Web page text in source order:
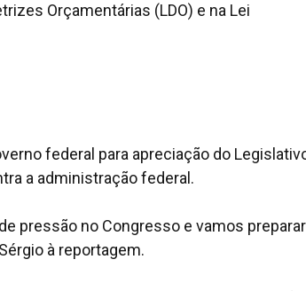
Orçamentárias (LDO) e na Lei
federal para apreciação do
a administração federal.
pressão no Congresso e vamos
à reportagem.